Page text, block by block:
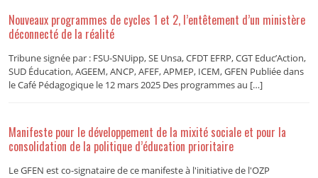
Nouveaux programmes de cycles 1 et 2, l’entêtement d’un ministère
déconnecté de la réalité
Tribune signée par : FSU-SNUipp, SE Unsa, CFDT EFRP, CGT Educ’Action,
SUD Éducation, AGEEM, ANCP, AFEF, APMEP, ICEM, GFEN Publiée dans
le Café Pédagogique le 12 mars 2025 Des programmes au […]
Manifeste pour le développement de la mixité sociale et pour la
consolidation de la politique d’éducation prioritaire
Le GFEN est co-signataire de ce manifeste à l'initiative de l'OZP